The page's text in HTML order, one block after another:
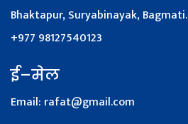
Bhaktapur, Suryabinayak, Bagmati.
+977 98127540123
ई–मेल
Email: rafat@gmail.com